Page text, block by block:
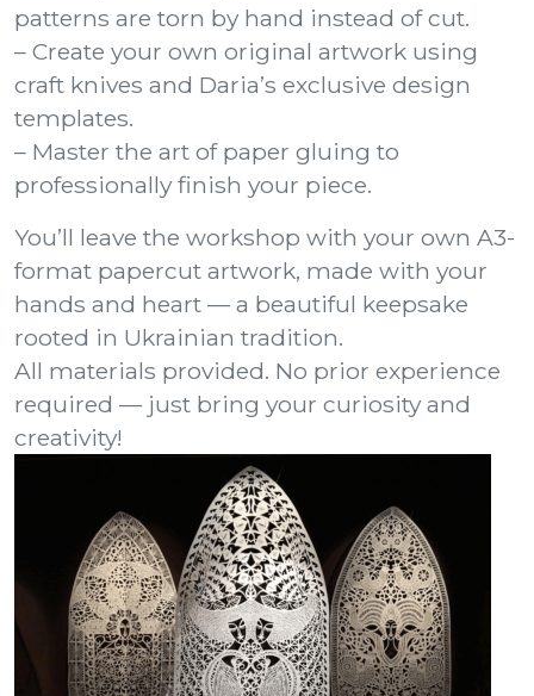
patterns are torn by hand instead of cut.
– Create your own original artwork using
craft knives and Daria’s exclusive design
templates.
– Master the art of paper gluing to
professionally finish your piece.
You’ll leave the workshop with your own A3-
format papercut artwork, made with your
hands and heart — a beautiful keepsake
rooted in Ukrainian tradition.
All materials provided. No prior experience
required — just bring your curiosity and
creativity!